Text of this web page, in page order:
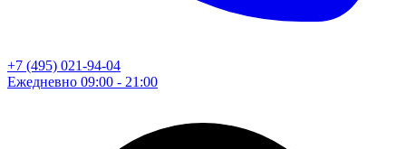
+7 (495) 021-94-04
Ежедневно 09:00 - 21:00